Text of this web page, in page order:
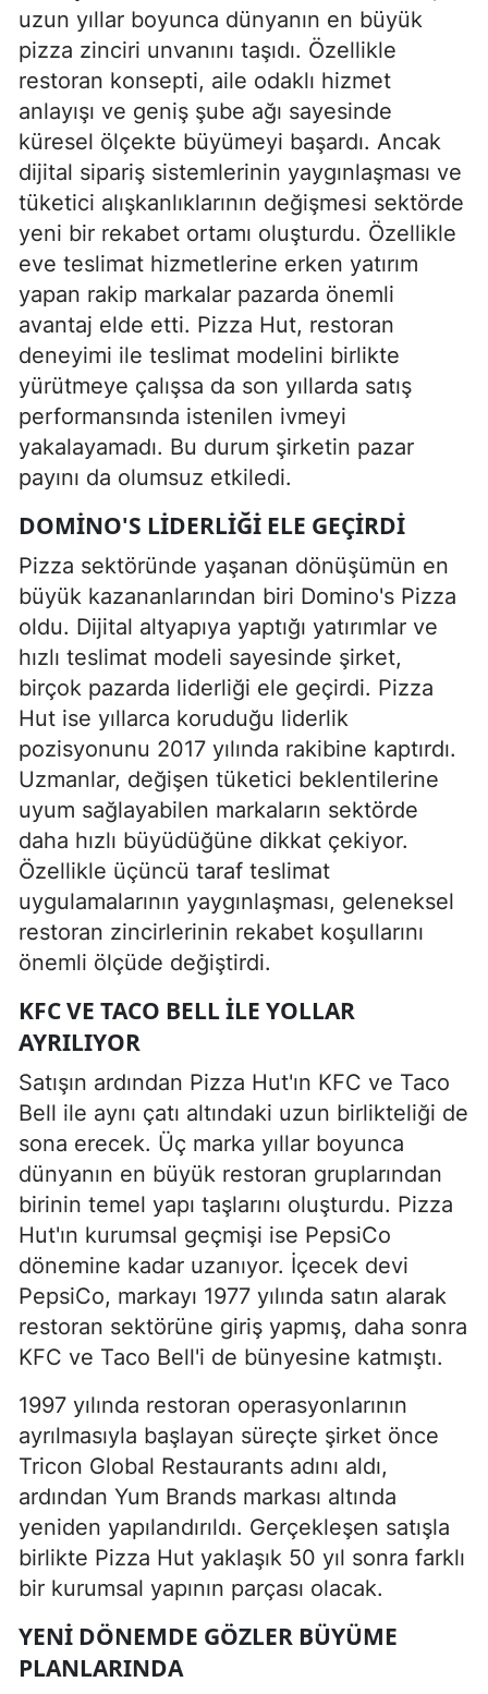
uzun yıllar boyunca dünyanın en büyük
pizza zinciri unvanını taşıdı. Özellikle
restoran konsepti, aile odaklı hizmet
anlayışı ve geniş şube ağı sayesinde
küresel ölçekte büyümeyi başardı. Ancak
dijital sipariş sistemlerinin yaygınlaşması ve
tüketici alışkanlıklarının değişmesi sektörde
yeni bir rekabet ortamı oluşturdu. Özellikle
eve teslimat hizmetlerine erken yatırım
yapan rakip markalar pazarda önemli
avantaj elde etti. Pizza Hut, restoran
deneyimi ile teslimat modelini birlikte
yürütmeye çalışsa da son yıllarda satış
performansında istenilen ivmeyi
yakalayamadı. Bu durum şirketin pazar
payını da olumsuz etkiledi.
DOMINO'S LIDERLIĞI ELE GEÇIRDI
Pizza sektöründe yaşanan dönüşümün en
büyük kazananlarından biri Domino's Pizza
oldu. Dijital altyapıya yaptığı yatırımlar ve
hızlı teslimat modeli sayesinde şirket,
birçok pazarda liderliği ele geçirdi. Pizza
Hut ise yıllarca koruduğu liderlik
pozisyonunu 2017 yılında rakibine kaptırdı.
Uzmanlar, değişen tüketici beklentilerine
uyum sağlayabilen markaların sektörde
daha hızlı büyüdüğüne dikkat çekiyor.
Özellikle üçüncü taraf teslimat
uygulamalarının yaygınlaşması, geleneksel
restoran zincirlerinin rekabet koşullarını
önemli ölçüde değiştirdi.
KFC VE TACO BELL ILE YOLLAR
AYRILIYOR
Satışın ardından Pizza Hut'ın KFC ve Taco
Bell ile aynı çatı altındaki uzun birlikteliği de
sona erecek. Üç marka yıllar boyunca
dünyanın en büyük restoran gruplarından
birinin temel yapı taşlarını oluşturdu. Pizza
Hut'ın kurumsal geçmişi ise PepsiCo
dönemine kadar uzanıyor. İçecek devi
PepsiCo, markayı 1977 yılında satın alarak
restoran sektörüne giriş yapmış, daha sonra
KFC ve Taco Bell'i de bünyesine katmıştı.
1997 yılında restoran operasyonlarının
ayrılmasıyla başlayan süreçte şirket önce
Tricon Global Restaurants adını aldı,
ardından Yum Brands markası altında
yeniden yapılandırıldı. Gerçekleşen satışla
birlikte Pizza Hut yaklaşık 50 yıl sonra farklı
bir kurumsal yapının parçası olacak.
YENI DÖNEMDE GÖZLER BÜYÜME
PLANLARINDA